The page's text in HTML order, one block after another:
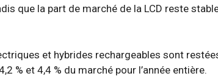
que la part de marché de la LCD reste
et hybrides rechargeables sont
% et 4,4 % du marché pour l’année entière.